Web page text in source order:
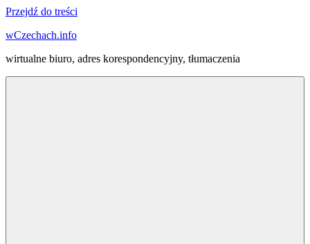
Przejdź do treści
wCzechach.info
wirtualne biuro, adres korespondencyjny, tłumaczenia